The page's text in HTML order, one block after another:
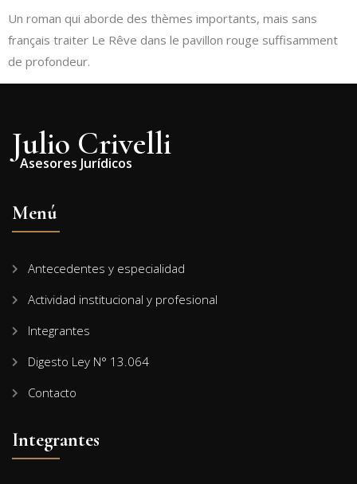
Un roman qui aborde des thèmes importants, mais sans
français traiter Le Rêve dans le pavillon rouge suffisamment
de profondeur.
Julio Crivelli
Asesores Jurídicos
Menú
Antecedentes y especialidad
Actividad institucional y profesional
Integrantes
Digesto Ley N° 13.064
Contacto
Integrantes